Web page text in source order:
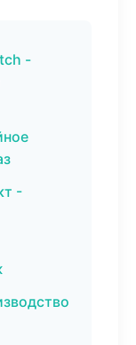
-
-